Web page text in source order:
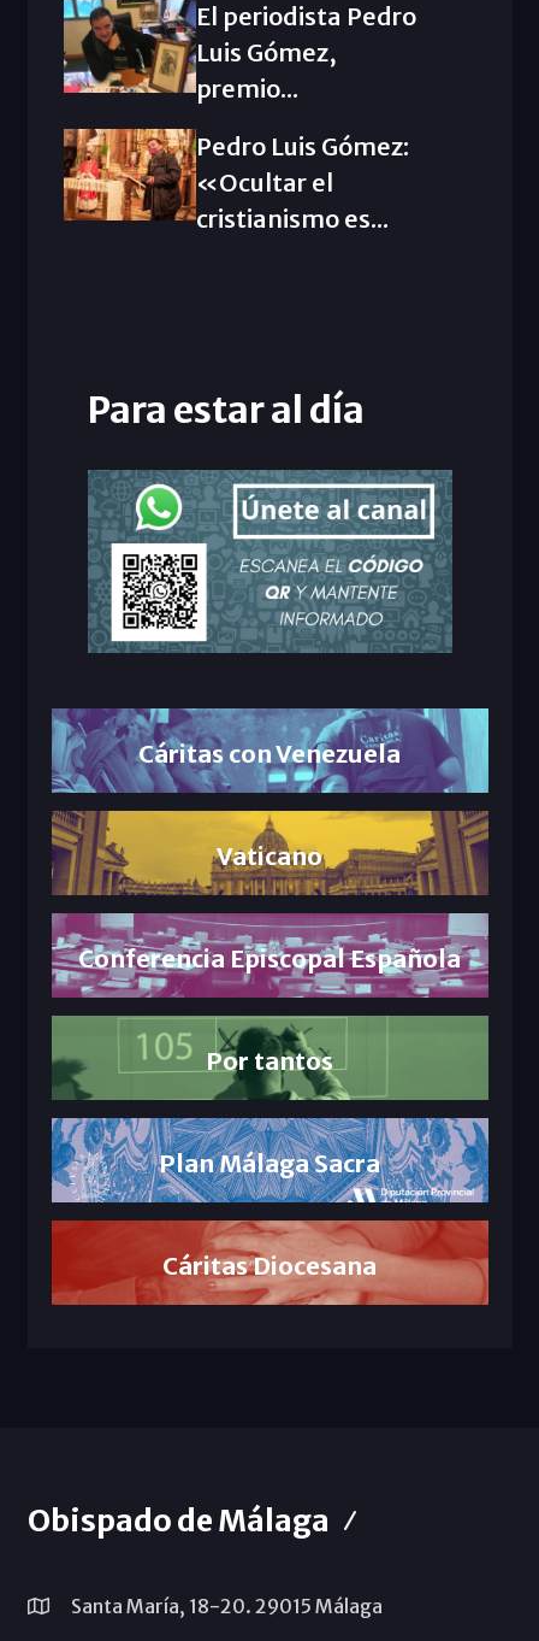
El periodista Pedro
Luis Gómez,
premio...
Pedro Luis Gómez:
«Ocultar el
cristianismo es...
Para estar al día
Cáritas con Venezuela
Vaticano
Conferencia Episcopal Española
Por tantos
Plan Málaga Sacra
Cáritas Diocesana
Obispado de Málaga
Santa María, 18-20. 29015 Málaga